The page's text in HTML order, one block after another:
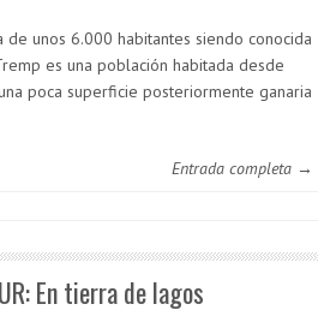
unos 6.000 habitantes siendo conocida
es una población habitada desde
poca superficie posteriormente ganaria
Entrada completa →
En tierra de lagos